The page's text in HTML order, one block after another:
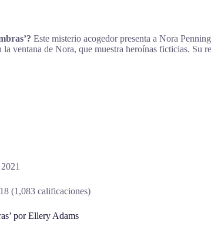
Este misterio acogedor presenta a Nora
ventana de Nora, que muestra heroínas ficticias. Su
(1,083 calificaciones)
por Ellery Adams